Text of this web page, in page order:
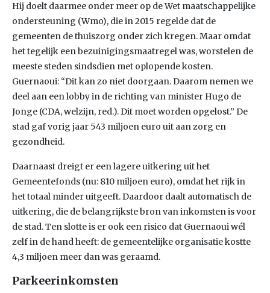
Hij doelt daarmee onder meer op de Wet maatschappelijke
ondersteuning (Wmo), die in 2015 regelde dat de
gemeenten de thuiszorg onder zich kregen. Maar omdat
het tegelijk een bezuinigingsmaatregel was, worstelen de
meeste steden sindsdien met oplopende kosten.
Guernaoui: “Dit kan zo niet doorgaan. Daarom nemen we
deel aan een lobby in de richting van minister Hugo de
Jonge (CDA, welzijn, red.). Dit moet worden opgelost.” De
stad gaf vorig jaar 543 miljoen euro uit aan zorg en
gezondheid.
Daarnaast dreigt er een lagere uitkering uit het
Gemeentefonds (nu: 810 miljoen euro), omdat het rijk in
het totaal minder uitgeeft. Daardoor daalt automatisch de
uitkering, die de belangrijkste bron van inkomsten is voor
de stad. Ten slotte is er ook een risico dat Guernaoui wél
zelf in de hand heeft: de gemeentelijke organisatie kostte
4,3 miljoen meer dan was geraamd.
Parkeerinkomsten